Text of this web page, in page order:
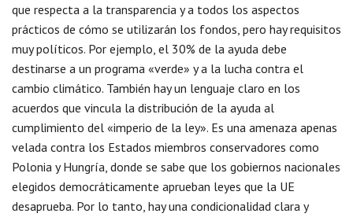
que respecta a la transparencia y a todos los aspectos
prácticos de cómo se utilizarán los fondos, pero hay requisitos
muy políticos. Por ejemplo, el 30% de la ayuda debe
destinarse a un programa «verde» y a la lucha contra el
cambio climático. También hay un lenguaje claro en los
acuerdos que vincula la distribución de la ayuda al
cumplimiento del «imperio de la ley». Es una amenaza apenas
velada contra los Estados miembros conservadores como
Polonia y Hungría, donde se sabe que los gobiernos nacionales
elegidos democráticamente aprueban leyes que la UE
desaprueba. Por lo tanto, hay una condicionalidad clara y